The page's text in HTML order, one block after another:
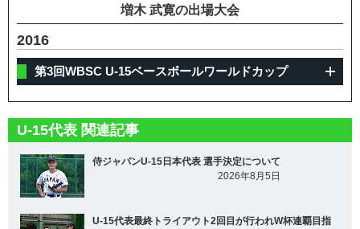
増木 武寛の出場大会
2016
第3回WBSC U-15ベースボールワールドカップ
U-15代表 関連記事
侍ジャパンU-15日本代表 選手決定について
2026年8月5日
U-15代表最終トライアウト2回目が行われW杯連覇目指